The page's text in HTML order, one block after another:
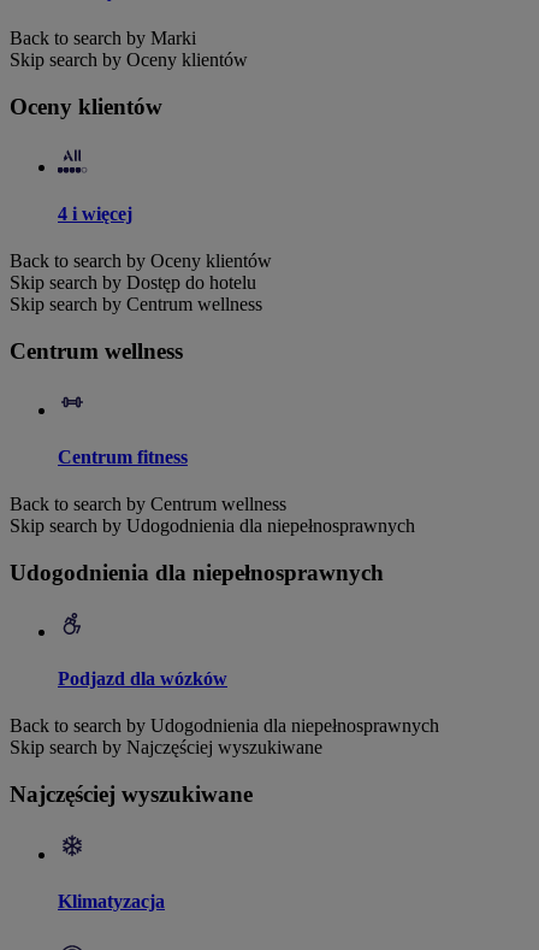
Back to search by Marki
Skip search by Oceny klientów
Oceny klientów
4 i więcej
Back to search by Oceny klientów
Skip search by Dostęp do hotelu
Skip search by Centrum wellness
Centrum wellness
Centrum fitness
Back to search by Centrum wellness
Skip search by Udogodnienia dla niepełnosprawnych
Udogodnienia dla niepełnosprawnych
Podjazd dla wózków
Back to search by Udogodnienia dla niepełnosprawnych
Skip search by Najczęściej wyszukiwane
Najczęściej wyszukiwane
Klimatyzacja